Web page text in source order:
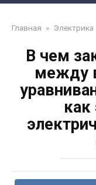
Главная » Электрика
В чем
между
как